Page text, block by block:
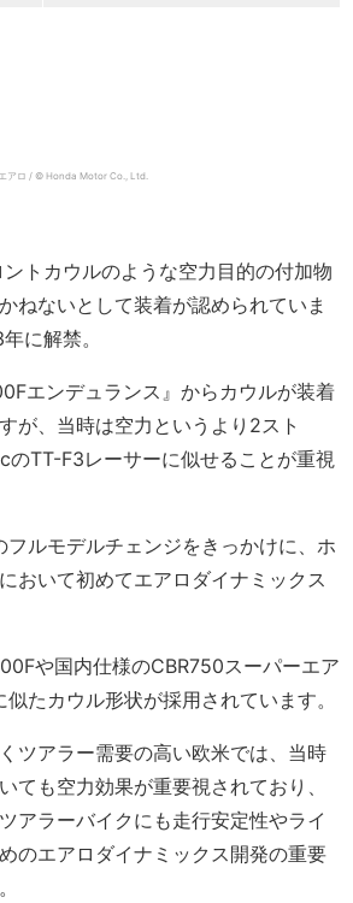
アロ / © Honda Motor Co., Ltd.
トカウルのような空力目的の付加物
ねないとして装着が認められていま
に解禁。
エンデュランス』からカウルが装着
が、当時は空力というより2スト
TT-F3レーサーに似せることが重視
フルモデルチェンジをきっかけに、ホ
おいて初めてエアロダイナミックス
や国内仕様のCBR750スーパーエア
たカウル形状が採用されています。
ツアラー需要の高い欧米では、当時
ても空力効果が重要視されており、
アラーバイクにも走行安定性やライ
のエアロダイナミックス開発の重要